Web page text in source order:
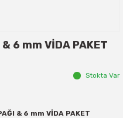
& 6 mm VİDA PAKET
Stokta Var
& 6 mm VİDA PAKET